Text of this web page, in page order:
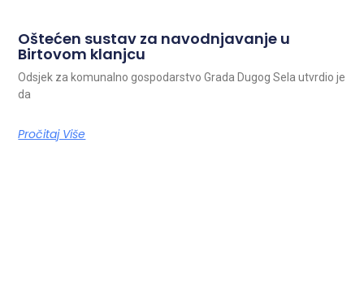
Oštećen sustav za navodnjavanje u
Birtovom klanjcu
Odsjek za komunalno gospodarstvo Grada Dugog Sela utvrdio je
da
Pročitaj Više